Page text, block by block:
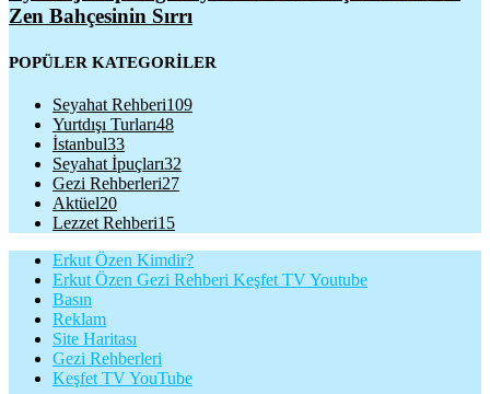
Zen Bahçesinin Sırrı
POPÜLER KATEGORİLER
Seyahat Rehberi109
Yurtdışı Turları48
İstanbul33
Seyahat İpuçları32
Gezi Rehberleri27
Aktüel20
Lezzet Rehberi15
Erkut Özen Kimdir?
Erkut Özen Gezi Rehberi Keşfet TV Youtube
Basın
Reklam
Site Haritası
Gezi Rehberleri
Keşfet TV YouTube